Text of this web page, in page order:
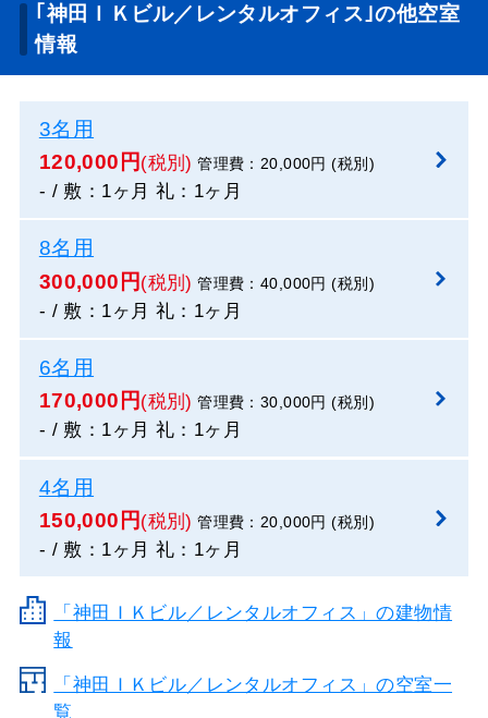
｢神田ＩＫビル／レンタルオフィス｣の他空室
情報
3名用
120,000円 (税別) 管理費：20,000円 (税別)
- / 敷：1ヶ月 礼：1ヶ月
8名用
300,000円 (税別) 管理費：40,000円 (税別)
- / 敷：1ヶ月 礼：1ヶ月
6名用
170,000円 (税別) 管理費：30,000円 (税別)
- / 敷：1ヶ月 礼：1ヶ月
4名用
150,000円 (税別) 管理費：20,000円 (税別)
- / 敷：1ヶ月 礼：1ヶ月
「神田ＩＫビル／レンタルオフィス」の建物情
報
「神田ＩＫビル／レンタルオフィス」の空室一
覧